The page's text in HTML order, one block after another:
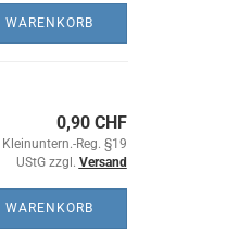
0,90 CHF
Reg. §19
UStG zzgl. Versand